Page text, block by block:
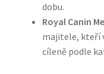
Hračky pro psy
Konzervy a
dobu.
Royal Canin
majitele, kteří
cíleně podle